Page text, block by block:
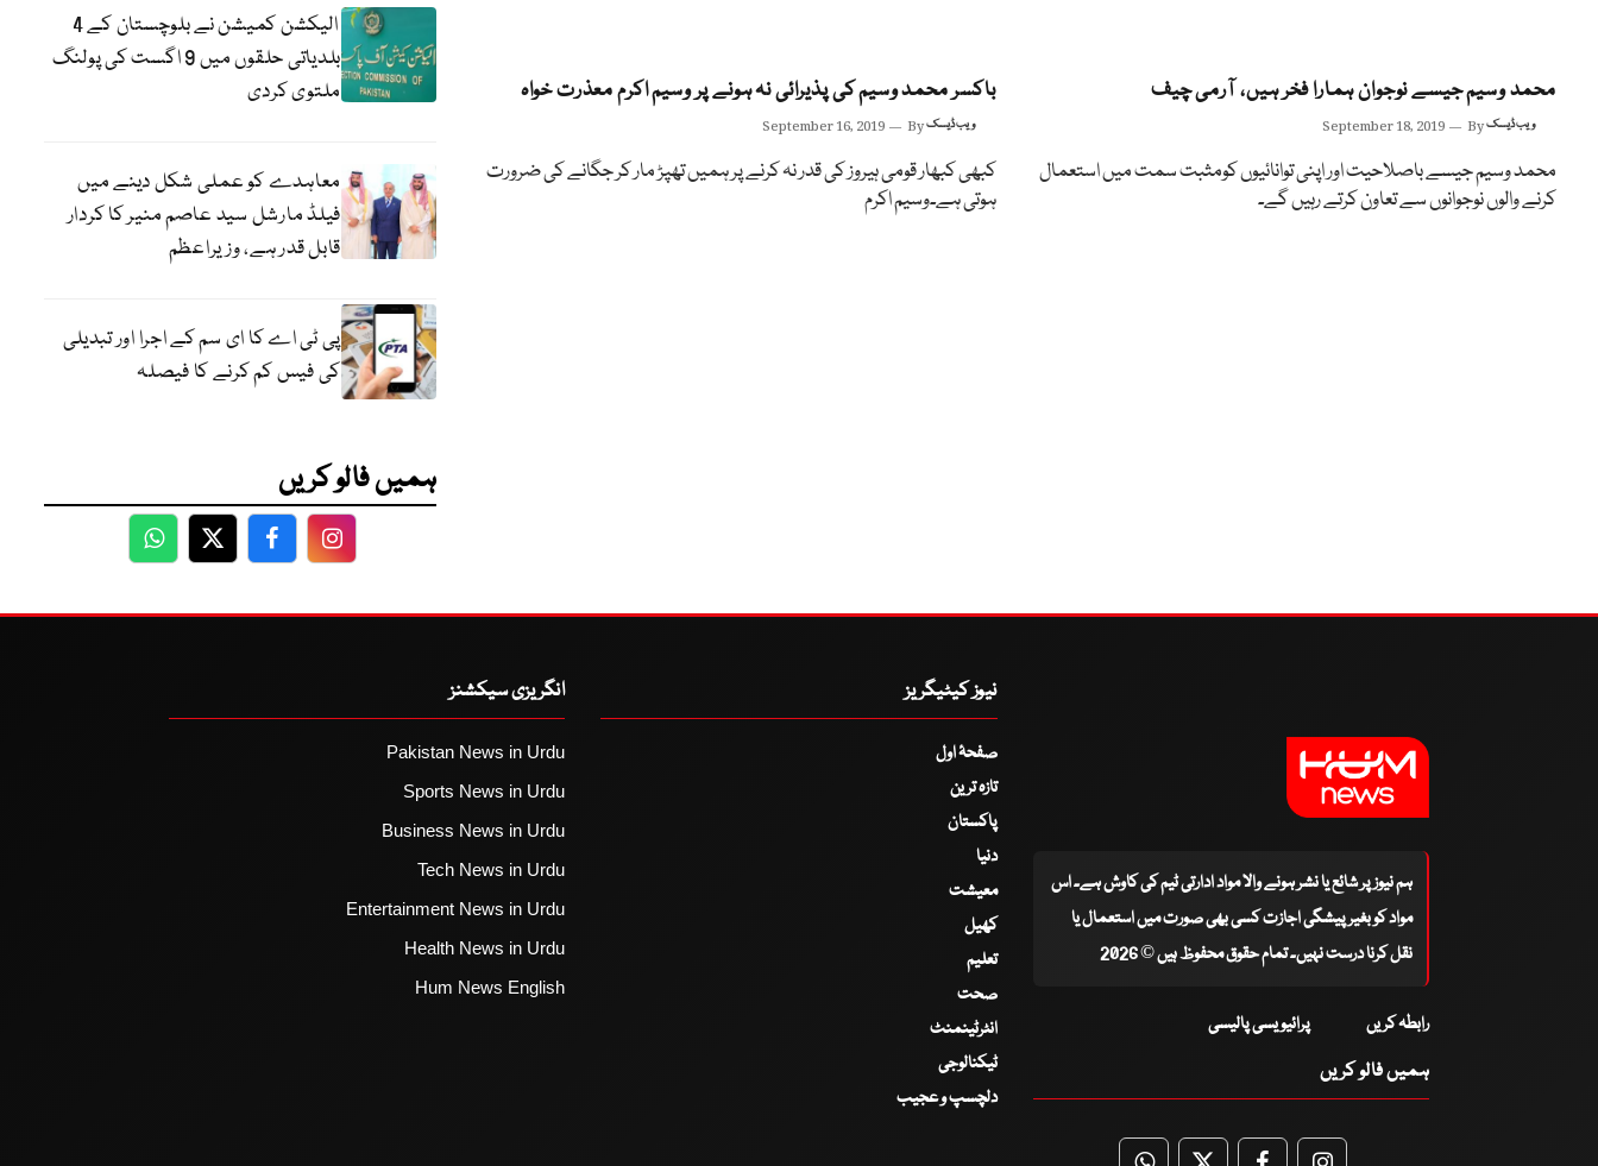
محمد وسیم جیسے نوجوان ہمارا فخر ہیں، آرمی چیف
September 18, 2019 Byویب ڈیسک
محمد وسیم جیسے باصلاحیت اور اپنی توانائیوں کومثبت سمت میں استعمال
کرنے والوں نوجوانوں سے تعاون کرتے رہیں گے۔
باکسر محمد وسیم کی پذیرائی نہ ہونے پر وسیم اکرم معذرت خواہ
September 16, 2019 Byویب ڈیسک
کبھی کبھار قومی ہیروز کی قدر نہ کرنے پر ہمیں تھپڑ مار کر جگانے کی ضرورت
ہوتی ہے۔وسیم اکرم
الیکشن کمیشن نے بلوچستان کے 4
بلدیاتی حلقوں میں 9 اگست کی پولنگ
ملتوی کردی
معاہدے کو عملی شکل دینے میں
فیلڈ مارشل سید عاصم منیر کا کردار
قابل قدر ہے، وزیراعظم
پی ٹی اے کا ای سم کے اجرا اور تبدیلی
کی فیس کم کرنے کا فیصلہ
ہمیں فالو کریں
WhatsApp
TwitterFacebookFacebook
ہم نیوز پر شائع یا نشر ہونے والا مواد ادارتی ٹیم کی کاوش ہے۔ اس
مواد کو بغیر پیشگی اجازت کسی بھی صورت میں استعمال یا
نقل کرنا درست نہیں۔ تمام حقوق محفوظ ہیں © 2026
رابطہ کریں پرائیویسی پالیسی
ہمیں فالو کریں
نیوز کیٹیگریز
صفحۂ اول
تازہ ترین
پاکستان
دنیا
معیشت
کھیل
تعلیم
صحت
انٹرٹینمنٹ
ٹیکنالوجی
دلچسپ و عجیب
انگریزی سیکشنز
Pakistan News in Urdu
Sports News in Urdu
Business News in Urdu
Tech News in Urdu
Entertainment News in Urdu
Health News in Urdu
Hum News English